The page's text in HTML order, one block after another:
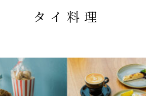
タイ料理